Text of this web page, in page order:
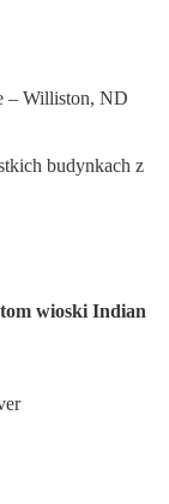
– Williston, ND
budynkach z
wioski Indian